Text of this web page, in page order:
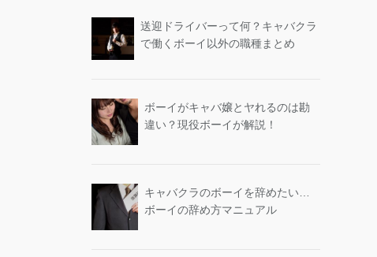
送迎ドライバーって何？キャバクラ
で働くボーイ以外の職種まとめ
ボーイがキャバ嬢とヤれるのは勘
違い？現役ボーイが解説！
キャバクラのボーイを辞めたい…
ボーイの辞め方マニュアル